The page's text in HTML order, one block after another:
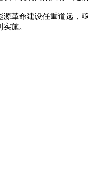
革命建设任重道远
施。